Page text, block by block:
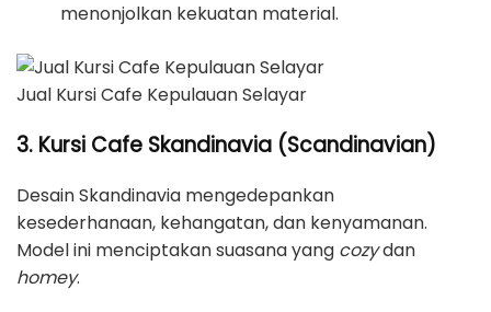
menonjolkan kekuatan material.
Jual Kursi Cafe Kepulauan Selayar
3. Kursi Cafe Skandinavia (Scandinavian)
Desain Skandinavia mengedepankan
kesederhanaan, kehangatan, dan kenyamanan.
Model ini menciptakan suasana yang cozydan
homey.